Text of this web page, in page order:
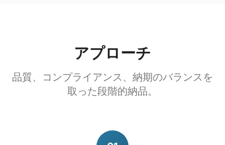
アプローチ
品質、コンプライアンス、納期のバランスを
取った段階的納品。